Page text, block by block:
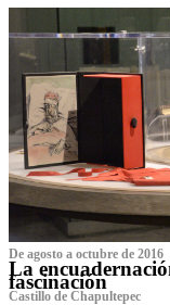
De agosto a octubre de 2016
La
fascinación
Castillo de Chapultepec